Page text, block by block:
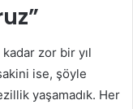
zor bir yıl
ise, şöyle
yaşamadık. Her